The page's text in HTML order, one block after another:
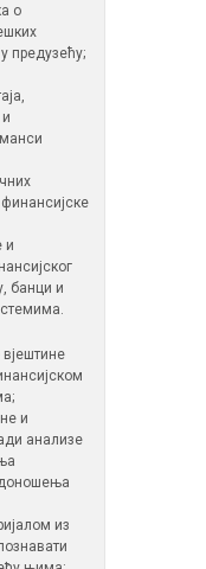
о
предузећу;
и
банци и
и
анализе
доношења
из